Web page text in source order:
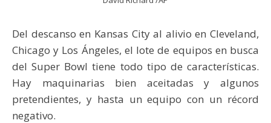
Del descanso en Kansas City al alivio en Cleveland,
Chicago y Los Ángeles, el lote de equipos en busca
del Super Bowl tiene todo tipo de características.
Hay maquinarias bien aceitadas y algunos
pretendientes, y hasta un equipo con un récord
negativo.